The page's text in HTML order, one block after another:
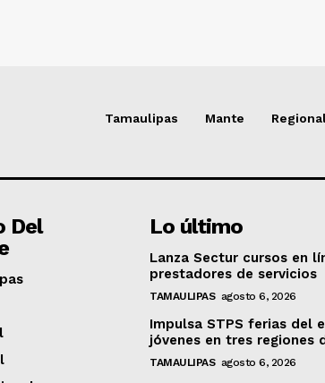
Tamaulipas Mante
Del
Lo último
Lanza Sectur cursos en
prestadores de servicios
TAMAULIPAS agosto 6, 2026
Impulsa STPS ferias del
jóvenes en tres regiones
TAMAULIPAS agosto 6, 2026